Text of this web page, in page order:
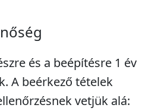
és a beépítésre 1 év
A beérkező tételek
vetjük alá: